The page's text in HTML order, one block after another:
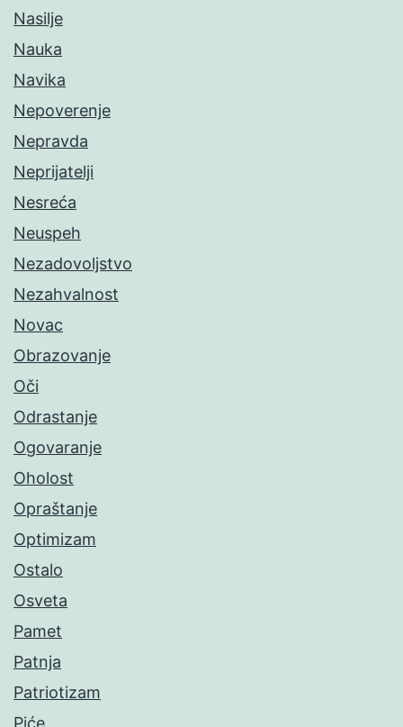
Nasilje
Nauka
Navika
Nepoverenje
Nepravda
Neprijatelji
Nesreća
Neuspeh
Nezadovoljstvo
Nezahvalnost
Novac
Obrazovanje
Oči
Odrastanje
Ogovaranje
Oholost
Opraštanje
Optimizam
Ostalo
Osveta
Pamet
Patnja
Patriotizam